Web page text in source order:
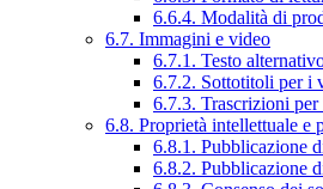
6.6.4. Modalità di
6.7. Immagini e video
6.7.1. Testo
6.7.2. Sottotitoli per i
6.7.3. Trascrizioni
6.8. Proprietà intellettuale e
6.8.1. Pubblicazione
6.8.2. Pubblicazione